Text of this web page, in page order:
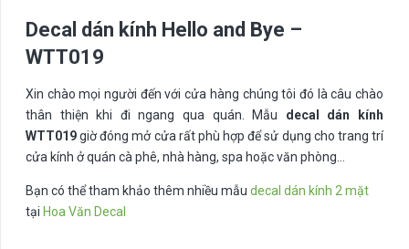
Decal dán kính Hello and Bye –
WTT019
Xin chào mọi người đến với cửa hàng chúng tôi đó là câu chào
thân thiện khi đi ngang qua quán. Mẫu decal dán kính
WTT019giờ đóng mở cửa rất phù hợp để sử dụng cho trang trí
cửa kính ở quán cà phê, nhà hàng, spa hoặc văn phòng…
Bạn có thể tham khảo thêm nhiều mẫu decal dán kính 2 mặt
tại Hoa Văn Decal